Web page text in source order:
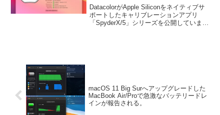
ート。
DatacolorがApple Siliconをネイティブサ
ポートしたキャリブレーションアプリ
「SpyderX/5」シリーズを公開していま
macOS 11 Big Surへアップグレードした
MacBook Air/Proで急激なバッテリードレ
インが報告される。